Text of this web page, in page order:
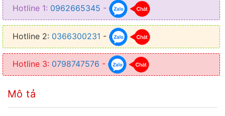
● Chip: Chip 8581A
● Độ phân giải: 1280×720
● Tích hợp Camera 360 độ
● Kết nối: Wifi, Bluetooth, Sim 4G
● Camera: Tích hợp bộ camera 360 độ AHD, hỗ trợ ghi hình toàn
Hotline 1: 0962665345 -
Hotline 2: 0366300231 -
Hotline 3: 0798747576 -
Mô tả